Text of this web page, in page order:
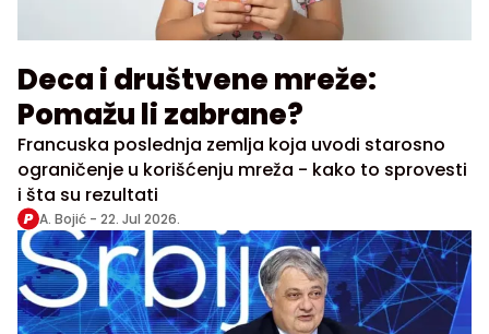
Deca i društvene mreže:
Pomažu li zabrane?
Francuska poslednja zemlja koja uvodi starosno
ograničenje u korišćenju mreža - kako to sprovesti
i šta su rezultati
A. Bojić - 22. Jul 2026.